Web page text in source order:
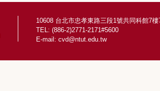
10608 台北市忠孝東路三段1號共同科館7樓
TEL: (886-2)2771-2171#5600
E-mail: cvd@ntut.edu.tw